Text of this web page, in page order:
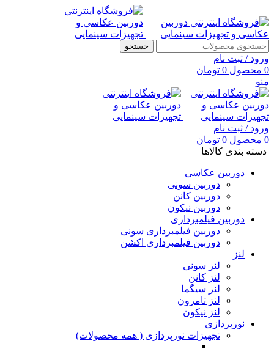
جستجو
ورود / ثبت نام
0 محصول 0 تومان
منو
ورود / ثبت نام
0 محصول 0 تومان
دسته بندی کالاها
دوربین عکاسی
دوربین سونی
دوربین کانن
دوربین نیکون
دوربین فیلمبرداری
دوربین فیلمبرداری سونی
دوربین فیلمبرداری اکشن
لنز
لنز سونی
لنز کانن
لنز سیگما
لنز تامرون
لنز نیکون
نورپردازی
تجهیزات نورپردازی ( همه محصولات)